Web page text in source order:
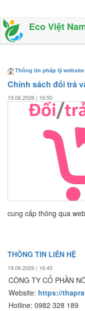
Eco Việt
Thông tin pháp lý website
Chính sách đổi trả
19.06.2026 | 16:50
cung cấp thông qua
THÔNG TIN LIÊN HỆ
19.06.2026 | 16:45
CÔNG TY CỔ PHẦN
Website: https://
Hotline: 0982 328 189